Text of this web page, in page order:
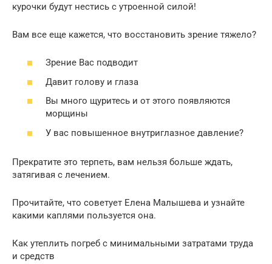
курочки будут нестись с утроенной силой!
Вам все еще кажется, что восстановить зрение тяжело?
Зрение Вас подводит
Давит голову и глаза
Вы много щуритесь и от этого появляются
морщины
У вас повышенное внутриглазное давление?
Прекратите это терпеть, вам нельзя больше ждать,
затягивая с лечением.
Прочитайте, что советует Елена Малышева и узнайте
какими каплями пользуется она.
Как утеплить погреб с минимальными затратами труда
и средств